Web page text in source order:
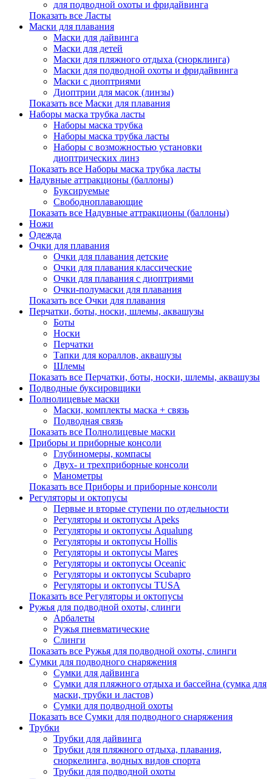
для подводной охоты и фридайвинга
Показать все Ласты
Маски для плавания
Маски для дайвинга
Маски для детей
Маски для пляжного отдыха (снорклинга)
Маски для подводной охоты и фридайвинга
Маски с диоптриями
Диоптрии для масок (линзы)
Показать все Маски для плавания
Наборы маска трубка ласты
Наборы маска трубка
Наборы маска трубка ласты
Наборы с возможностью установки
диоптрических линз
Показать все Наборы маска трубка ласты
Надувные аттракционы (баллоны)
Буксируемые
Свободноплавающие
Показать все Надувные аттракционы (баллоны)
Ножи
Одежда
Очки для плавания
Очки для плавания детские
Очки для плавания классические
Очки для плавания с диоптриями
Очки-полумаски для плавания
Показать все Очки для плавания
Перчатки, боты, носки, шлемы, аквашузы
Боты
Носки
Перчатки
Тапки для кораллов, аквашузы
Шлемы
Показать все Перчатки, боты, носки, шлемы, аквашузы
Подводные буксировщики
Полнолицевые маски
Маски, комплекты маска + связь
Подводная связь
Показать все Полнолицевые маски
Приборы и приборные консоли
Глубиномеры, компасы
Двух- и трехприборные консоли
Манометры
Показать все Приборы и приборные консоли
Регуляторы и октопусы
Первые и вторые ступени по отдельности
Регуляторы и октопусы Apeks
Регуляторы и октопусы Aqualung
Регуляторы и октопусы Hollis
Регуляторы и октопусы Mares
Регуляторы и октопусы Oceanic
Регуляторы и октопусы Scubapro
Регуляторы и октопусы TUSA
Показать все Регуляторы и октопусы
Ружья для подводной охоты, слинги
Арбалеты
Ружья пневматические
Слинги
Показать все Ружья для подводной охоты, слинги
Сумки для подводного снаряжения
Сумки для дайвинга
Сумки для пляжного отдыха и бассейна (сумка для
маски, трубки и ластов)
Сумки для подводной охоты
Показать все Сумки для подводного снаряжения
Трубки
Трубки для дайвинга
Трубки для пляжного отдыха, плавания,
сноркелинга, водных видов спорта
Трубки для подводной охоты